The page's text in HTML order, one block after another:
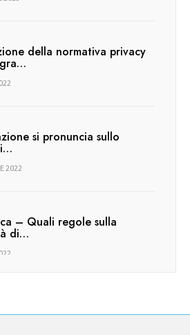
della normativa privacy
si pronuncia sullo
2022
– Quali regole sulla
di…